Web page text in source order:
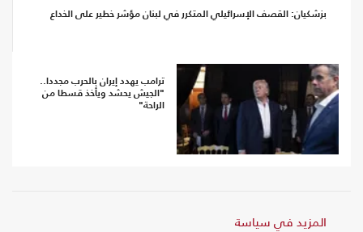
بزشكيان: القصف الإسرائيلي المتكرر في لبنان مؤشر خطير على الخداع
ترامب يهدد إيران بالحرب مجددا..
"الجيش يحشد ويأخذ قسطا من
الراحة"
المزيد في سياسة